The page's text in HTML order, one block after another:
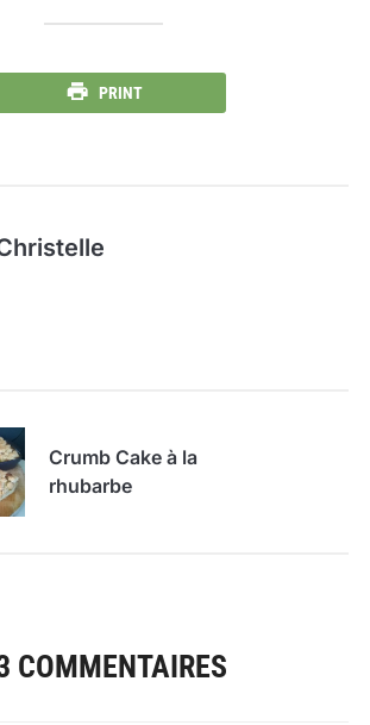
PRINT
Crumb Cake à la
rhubarbe
COMMENTAIRES